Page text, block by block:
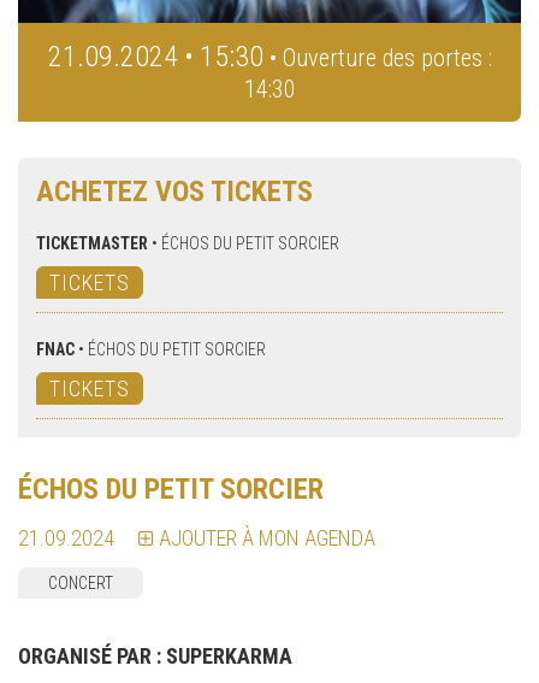
21.09.2024 • 15:30 • Ouverture des portes :
14:30
ACHETEZ VOS TICKETS
TICKETMASTER • ÉCHOS DU PETIT SORCIER
TICKETS
FNAC • ÉCHOS DU PETIT SORCIER
TICKETS
ÉCHOS DU PETIT SORCIER
21.09.2024 AJOUTER À MON AGENDA
CONCERT
ORGANISÉ PAR : SUPERKARMA